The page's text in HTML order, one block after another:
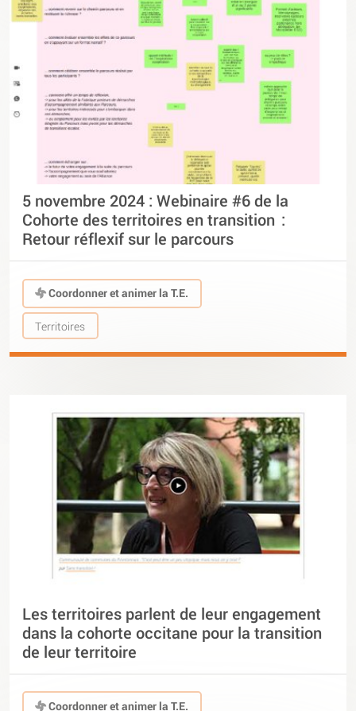
5 novembre 2024 : Webinaire #6 de la
Cohorte des territoires en transition :
Retour réflexif sur le parcours
Coordonner et animer la T.E.
Territoires
Les territoires parlent de leur engagement
dans la cohorte occitane pour la transition
de leur territoire
Coordonner et animer la T.E.